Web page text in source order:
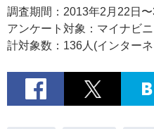
調査期間：2013年2月22日〜
アンケート対象：マイナビ
計対象数：136人(インター